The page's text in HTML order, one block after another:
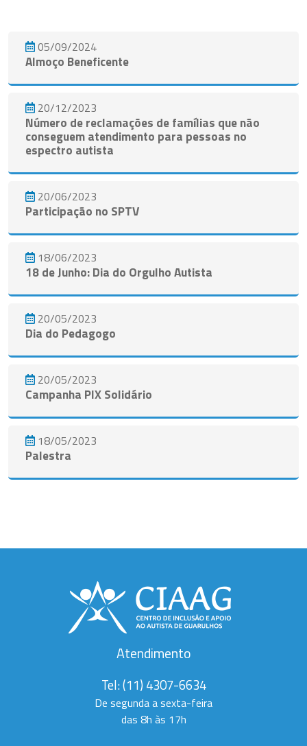
05/09/2024
Almoço Beneficente
20/12/2023
Número de reclamações de famílias que não
conseguem atendimento para pessoas no
espectro autista
20/06/2023
Participação no SPTV
18/06/2023
18 de Junho: Dia do Orgulho Autista
20/05/2023
Dia do Pedagogo
20/05/2023
Campanha PIX Solidário
18/05/2023
Palestra
Atendimento
Tel:(11) 4307-6634
De segunda a sexta-feira
das 8h às 17h